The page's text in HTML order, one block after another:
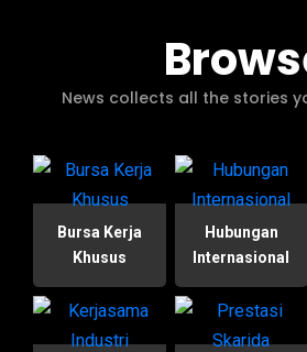
News collects all the stories
Bursa Kerja
Khusus
Hubungan
Internasional